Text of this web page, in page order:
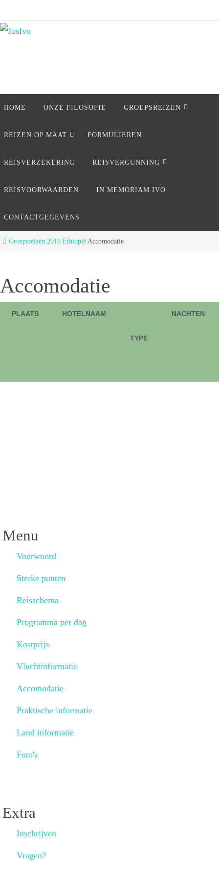
naar
naar
inhoud
HOME ONZE FILOSOFIE GROEPSREIZEN
REIZEN OP MAAT FORMULIEREN
REISVERZEKERING REISVERGUNNING
REISVOORWAARDEN IN MEMORIAM IVO
CONTACTGEGEVENS
Home
Groepsreizen 2019 Ethiopië Accomodatie
Accomodatie
PLAATS HOTELNAAM
TYPE
NACHTEN
Menu
Voorwoord
Sterke punten
Reisschema
Programma per dag
Kostprijs
Vluchtinformatie
Accomodatie
Praktische informatie
Land informatie
Foto's
Extra
Inschrijven
Vragen?